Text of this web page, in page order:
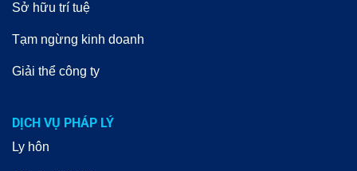
Sở hữu trí tuệ
Tạm ngừng kinh doanh
Giải thể công ty
DỊCH VỤ PHÁP LÝ
Ly hôn